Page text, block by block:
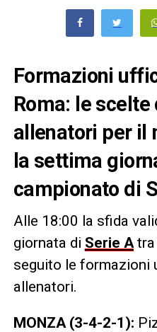
Formazioni
Roma: le scelte
allenatori per il
la settima
campionato di
Alle 18:00 la sfida
giornata di Serie Atra
seguito le formazioni
allenatori.
MONZA (3-4-2-1):